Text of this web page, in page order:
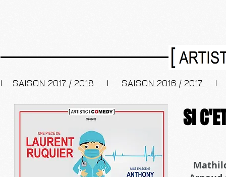
I SAISON 2017 / 2018 I SAISON 2016 / 2017
SI